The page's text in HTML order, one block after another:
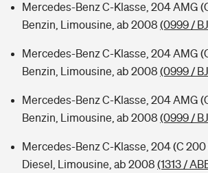
Mercedes-Benz C-Klasse, 204 AMG
Benzin, Limousine, ab 2008 (0999 /
Mercedes-Benz C-Klasse, 204 AMG
Benzin, Limousine, ab 2008 (0999 /
Mercedes-Benz C-Klasse, 204 AMG
Benzin, Limousine, ab 2008 (0999 /
Mercedes-Benz C-Klasse, 204 (C 200
Diesel, Limousine, ab 2008 (1313 /